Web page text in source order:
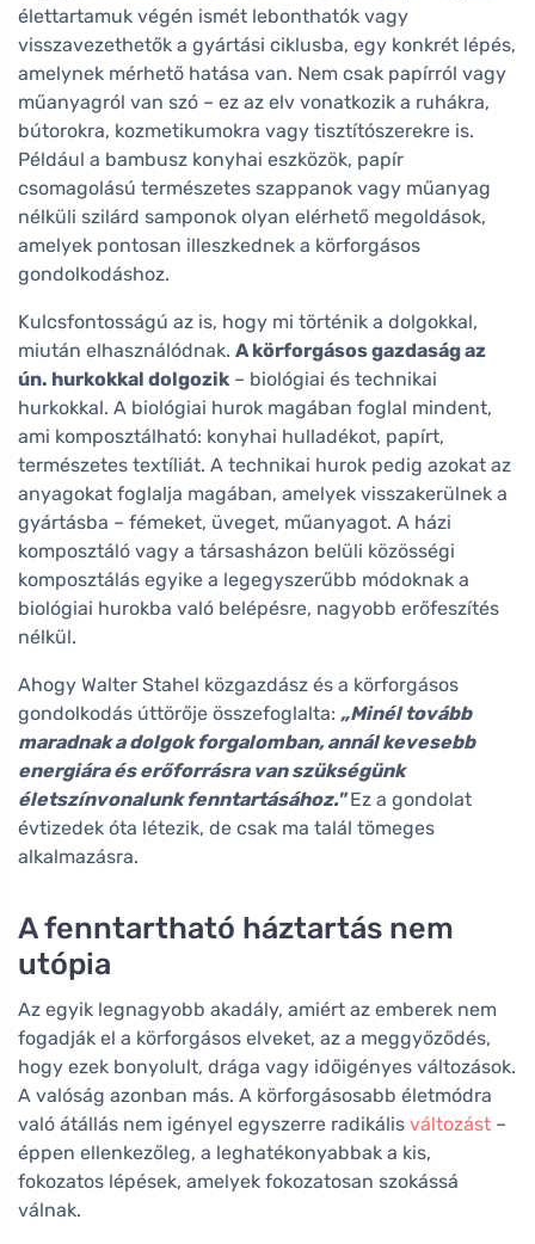
élettartamuk végén ismét lebonthatók vagy
visszavezethetők a gyártási ciklusba, egy konkrét lépés,
amelynek mérhető hatása van. Nem csak papírról vagy
műanyagról van szó – ez az elv vonatkozik a ruhákra,
bútorokra, kozmetikumokra vagy tisztítószerekre is.
Például a bambusz konyhai eszközök, papír
csomagolású természetes szappanok vagy műanyag
nélküli szilárd samponok olyan elérhető megoldások,
amelyek pontosan illeszkednek a körforgásos
gondolkodáshoz.
Kulcsfontosságú az is, hogy mi történik a dolgokkal,
miután elhasználódnak. A körforgásos gazdaság az
ún. hurkokkal dolgozik – biológiai és technikai
hurkokkal. A biológiai hurok magában foglal mindent,
ami komposztálható: konyhai hulladékot, papírt,
természetes textíliát. A technikai hurok pedig azokat az
anyagokat foglalja magában, amelyek visszakerülnek a
gyártásba – fémeket, üveget, műanyagot. A házi
komposztáló vagy a társasházon belüli közösségi
komposztálás egyike a legegyszerűbb módoknak a
biológiai hurokba való belépésre, nagyobb erőfeszítés
nélkül.
Ahogy Walter Stahel közgazdász és a körforgásos
gondolkodás úttörője összefoglalta: „Minél tovább
maradnak a dolgok forgalomban, annál kevesebb
energiára és erőforrásra van szükségünk
életszínvonalunk fenntartásához."Ez a gondolat
évtizedek óta létezik, de csak ma talál tömeges
alkalmazásra.
A fenntartható háztartás nem
utópia
Az egyik legnagyobb akadály, amiért az emberek nem
fogadják el a körforgásos elveket, az a meggyőződés,
hogy ezek bonyolult, drága vagy időigényes változások.
A valóság azonban más. A körforgásosabb életmódra
való átállás nem igényel egyszerre radikális változást –
éppen ellenkezőleg, a leghatékonyabbak a kis,
fokozatos lépések, amelyek fokozatosan szokássá
válnak.